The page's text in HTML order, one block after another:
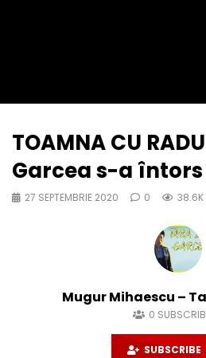
TOAMNA CU
Garcea s-a întors
27 SEPTEMBRIE 2020 0 38.6K
Mugur Mihaescu –
0
SUBSCRIBE